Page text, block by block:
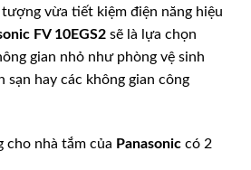
vừa tiết kiệm điện năng hiệu
FV 10EGS2 sẽ là lựa chọn
gian nhỏ như phòng vệ sinh
sạn hay các không gian công
cho nhà tắm của Panasonic có 2